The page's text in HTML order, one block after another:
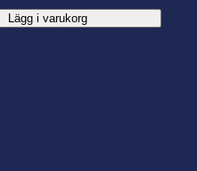
Lägg i varukorg